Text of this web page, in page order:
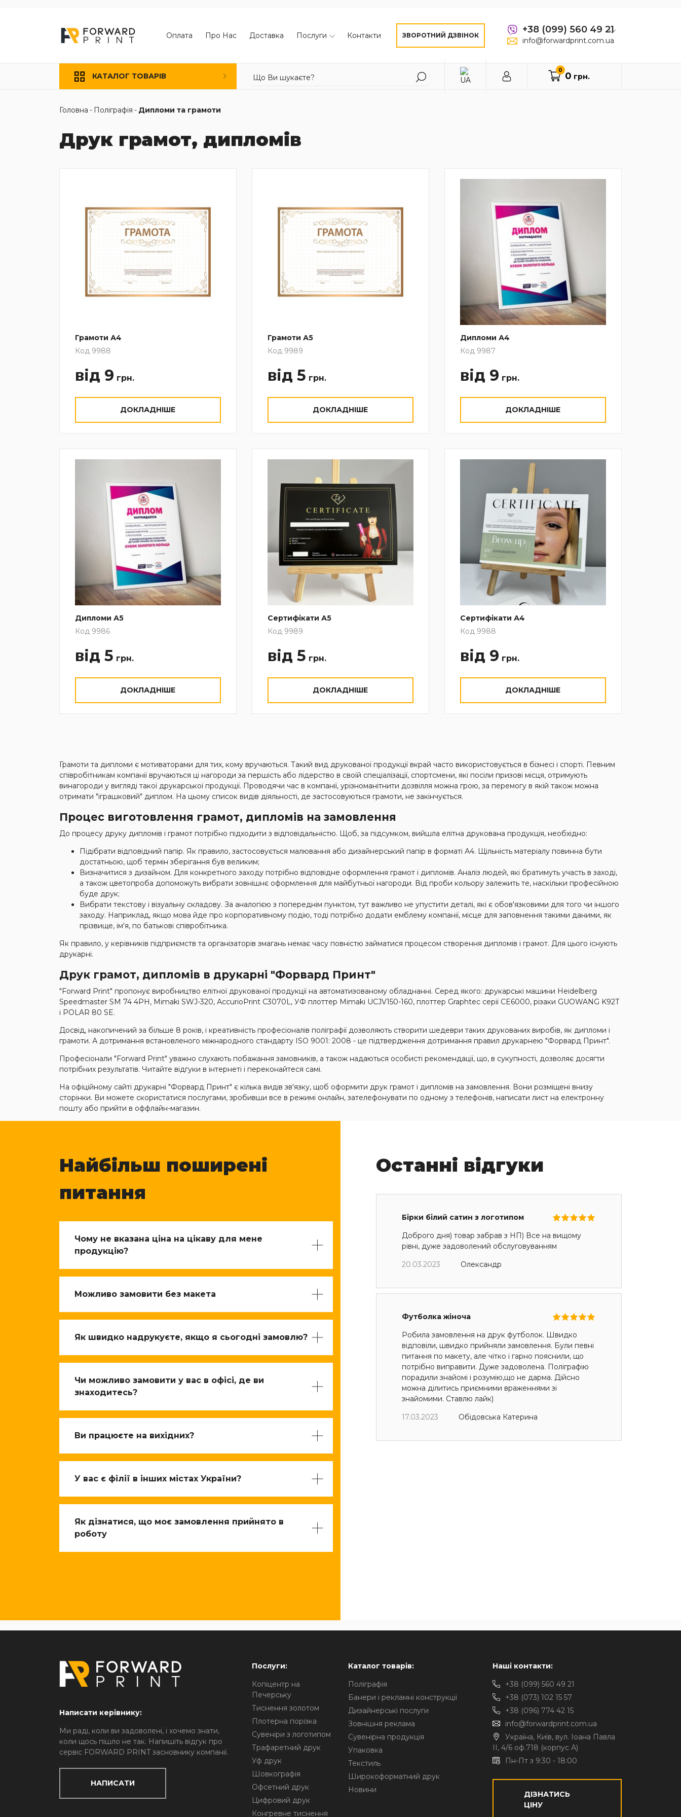
Оплата Про Нас Доставка Послуги Контакти ЗВОРОТНИЙ ДЗВІНОК
+38 (099) 560 49 21
info@forwardprint.com.ua
КАТАЛОГ ТОВАРІВ
0
0 грн.
Головна - Поліграфія - Дипломи та грамоти
Друк грамот, дипломів
Грамоти А4
Код 9988
від 9 грн.
ДОКЛАДНІШЕ
Грамоти А5
Код 9989
від 5 грн.
ДОКЛАДНІШЕ
Дипломи А4
Код 9987
від 9 грн.
ДОКЛАДНІШЕ
Дипломи А5
Код 9986
від 5 грн.
ДОКЛАДНІШЕ
Сертифікати А5
Код 9989
від 5 грн.
ДОКЛАДНІШЕ
Сертифікати А4
Код 9988
від 9 грн.
ДОКЛАДНІШЕ
Грамоти та дипломи є мотиваторами для тих, кому вручаються. Такий вид друкованої продукції вкрай часто використовується в бізнесі і спорті. Певним
співробітникам компанії вручаються ці нагороди за першість або лідерство в своїй спеціалізації, спортсмени, які посіли призові місця, отримують
винагороди у вигляді такої друкарської продукції. Проводячи час в компанії, урізноманітнити дозвілля можна грою, за перемогу в якій також можна
отримати "іграшковий" диплом. На цьому список видів діяльності, де застосовуються грамоти, не закінчується.
Процес виготовлення грамот, дипломів на замовлення
До процесу друку дипломів і грамот потрібно підходити з відповідальністю. Щоб, за підсумком, вийшла елітна друкована продукція, необхідно:
Підібрати відповідний папір. Як правило, застосовується малювання або дизайнерський папір в форматі А4. Щільність матеріалу повинна бути
достатньою, щоб термін зберігання був великим;
Визначитися з дизайном. Для конкретного заходу потрібно відповідне оформлення грамот і дипломів. Аналіз людей, які братимуть участь в заході,
а також цветопроба допоможуть вибрати зовнішнє оформлення для майбутньої нагороди. Від проби кольору залежить те, наскільки професійною
буде друк;
Вибрати текстову і візуальну складову. За аналогією з попереднім пунктом, тут важливо не упустити деталі, які є обов'язковими для того чи іншого
заходу. Наприклад, якщо мова йде про корпоративному подію, тоді потрібно додати емблему компанії, місце для заповнення такими даними, як
прізвище, ім'я, по батькові співробітника.
Як правило, у керівників підприємств та організаторів змагань немає часу повністю займатися процесом створення дипломів і грамот. Для цього існують
друкарні.
Друк грамот, дипломів в друкарні "Форвард Принт"
"Forward Print" пропонує виробництво елітної друкованої продукції на автоматизованому обладнанні. Серед якого: друкарські машини Heidelberg
Speedmaster SM 74 4PH, Mimaki SWJ-320, АccurioPrint C3070L, УФ плоттер Mimaki UCJV150-160, плоттер Graphtec серії CE6000, різаки GUOWANG K92T
і POLAR 80 SE.
Досвід, накопичений за більше 8 років, і креативність професіоналів поліграфії дозволяють створити шедеври таких друкованих виробів, як дипломи і
грамоти. А дотримання встановленого міжнародного стандарту ISO 9001: 2008 - це підтвердження дотримання правил друкарнею "Форвард Принт".
Професіонали "Forward Print" уважно слухають побажання замовників, а також надаються особисті рекомендації, що, в сукупності, дозволяє досягти
потрібних результатів. Читайте відгуки в інтернеті і переконайтеся самі.
На офіційному сайті друкарні "Форвард Принт" є кілька видів зв'язку, щоб оформити друк грамот і дипломів на замовлення. Вони розміщені внизу
сторінки. Ви можете скористатися послугами, зробивши все в режимі онлайн, зателефонувати по одному з телефонів, написати лист на електронну
пошту або прийти в оффлайн-магазин.
Найбільш поширені
питання
Чому не вказана ціна на цікаву для мене
продукцію?
Можливо замовити без макета
Як швидко надрукуєте, якщо я сьогодні замовлю?
Чи можливо замовити у вас в офісі, де ви
знаходитесь?
Ви працюєте на вихідних?
У вас є філії в інших містах України?
Як дізнатися, що моє замовлення прийнято в
роботу
Останні відгуки
Бірки білий сатин з логотипом
Доброго дня) товар забрав з НП) Все на вищому
рівні, дуже задоволений обслуговуванням
20.03.2023
Олександр
Футболка жіноча
Робила замовлення на друк футболок. Швидко
відповіли, швидко прийняли замовлення. Були певні
питання по макету, але чітко і гарно пояснили, що
потрібно виправити. Дуже задоволена. Поліграфію
порадили знайомі і розумію,що не дарма. Дійсно
можна ділитись приємними враженнями зі
знайомими. Ставлю лайк)
17.03.2023
Обідовська Катерина
Написати керівнику:
Ми раді, коли ви задоволені, і хочемо знати,
коли щось пішло не так. Напишіть відгук про
сервіс FORWARD PRINT засновнику компанії.
НАПИСАТИ
Послуги:
Копіцентр на
Печерську
Тиснення золотом
Плотерна порізка
Сувеніри з логотипом
Трафаретний друк
Уф друк
Шовкографія
Офсетний друк
Цифровий друк
Конгревне тиснення
Каталог товарів:
Поліграфія
Банери і рекламні конструкції
Дизайнерські послуги
Зовнішня реклама
Сувенірна продукція
Упаковка
Текстиль
Широкоформатний друк
Новини
Наші контакти:
+38 (099) 560 49 21
+38 (073) 102 15 57
+38 (096) 774 42 15
info@forwardprint.com.ua
Україна, Київ, вул. Іоана Павла
II, 4/6 оф.718 (корпус А)
Пн-Пт з 9:30 - 18:00
ДІЗНАТИСЬ
ЦІНУ